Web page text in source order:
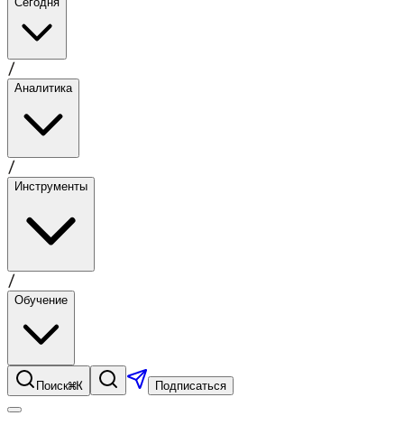
/
Аналитика
/
Инструменты
/
Обучение
Поиск⌘K Подписаться